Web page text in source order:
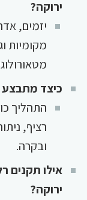
ירוקה?
יזמים,
מקומיות
כיצד מתבצע
התהליך
רציף,
ובקרה.
אילו תקנים
ירוקה?